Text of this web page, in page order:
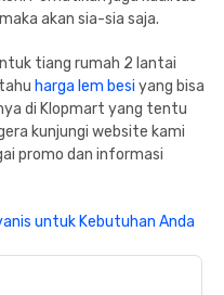
akan sia-sia saja.
tiang rumah 2 lantai
harga lem besi yang bisa
di Klopmart yang tentu
kunjungi website kami
promo dan informasi
untuk Kebutuhan Anda